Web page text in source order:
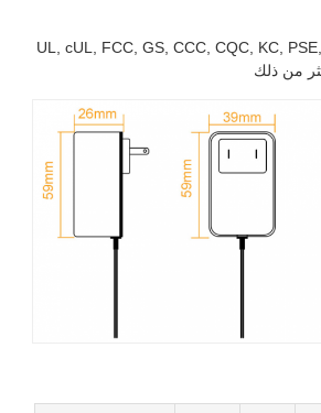
UL, cUL, FCC, GS, CCC, CQC, KC,